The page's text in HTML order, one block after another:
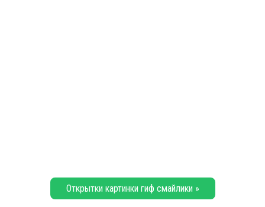
Открытки картинки гиф смайлики »